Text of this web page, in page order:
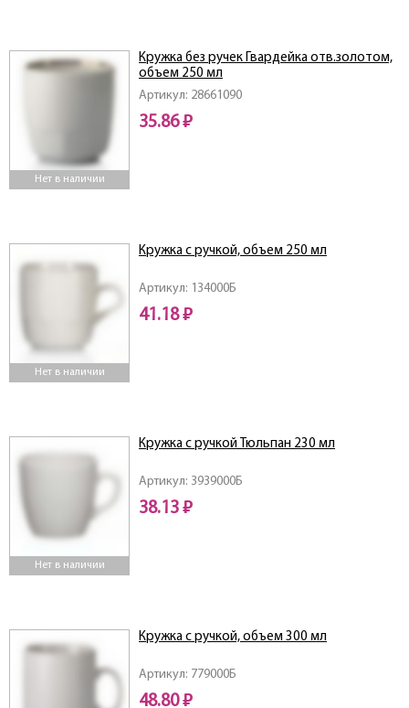
Нет в наличии
Артикул: 28661090
Кружка без ручек Гвардейка отв.золотом,
объем 250 мл
35.86 ₽
Нет в наличии
Артикул: 134000Б
Кружка с ручкой, объем 250 мл
41.18 ₽
Нет в наличии
Артикул: 3939000Б
Кружка с ручкой Тюльпан 230 мл
38.13 ₽
Артикул: 779000Б
Кружка с ручкой, объем 300 мл
48.80 ₽